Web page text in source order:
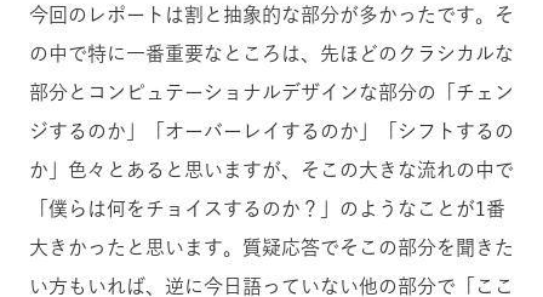
今回のレポートは割と抽象的な部分が多かったです。そ
の中で特に一番重要なところは、先ほどのクラシカルな
部分とコンピュテーショナルデザインな部分の「チェン
ジするのか」「オーバーレイするのか」「シフトするの
か」色々とあると思いますが、そこの大きな流れの中で
「僕らは何をチョイスするのか？」のようなことが1番
大きかったと思います。質疑応答でそこの部分を聞きた
い方もいれば、逆に今日語っていない他の部分で「ここ